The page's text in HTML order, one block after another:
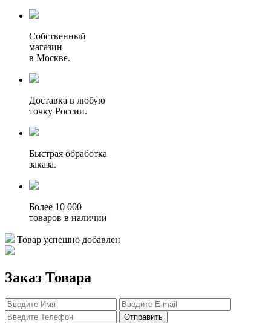
Собственный
магазин
в Москве.
Доставка в любую
точку России.
Быстрая обработка
заказа.
Более 10 000
товаров в наличии
Товар успешно добавлен
Заказ Товара
Отправить